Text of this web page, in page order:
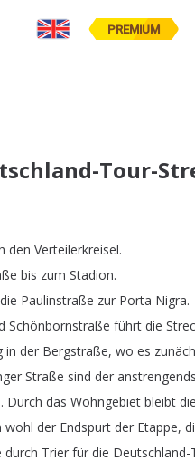
PREMIUM
Tour-
den Verteilerkreisel.
bis zum Stadion.
die Paulinstraße zur Porta Nigra.
Schönbornstraße führt die
in der Bergstraße, wo es
Straße sind der
. Durch das Wohngebiet bleibt die
wohl der Endspurt der Etappe,
durch Trier für die Deutschland-